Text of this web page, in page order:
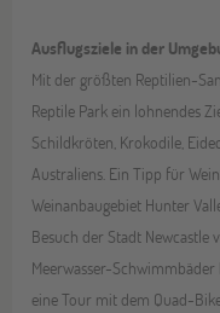
Ausflugsziele in der
Mit der größten Reptilien-
Reptile Park ein lohnendes
Schildkröten, Krokodile,
Australiens. Ein Tipp für
Weinanbaugebiet Hunter
Besuch der Stadt
Meerwasser-
eine Tour mit dem Quad-